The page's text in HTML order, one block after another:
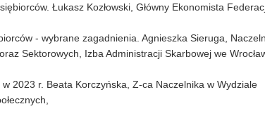
Łukasz Kozłowski, Główny Ekonomista
- wybrane zagadnienia. Agnieszka Sieruga,
Sektorowych, Izba Administracji Skarbowej we
2023 r. Beata Korczyńska, Z-ca Naczelnika w Wydziale